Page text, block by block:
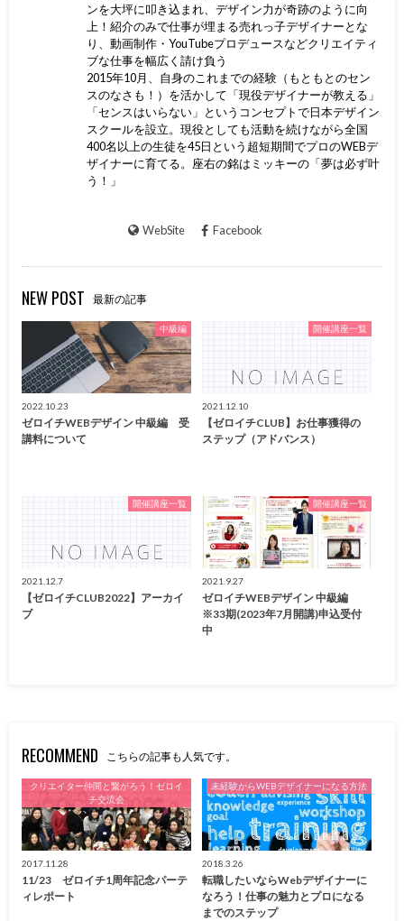
ンを大坪に叩き込まれ、デザイン力が奇跡のように向
上！紹介のみで仕事が埋まる売れっ子デザイナーとな
り、動画制作・YouTubeプロデュースなどクリエイティ
ブな仕事を幅広く請け負う
2015年10月、自身のこれまでの経験（もともとのセン
スのなさも！）を活かして「現役デザイナーが教える」
「センスはいらない」というコンセプトで日本デザイン
スクールを設立。現役としても活動を続けながら全国
400名以上の生徒を45日という超短期間でプロのWEBデ
ザイナーに育てる。座右の銘はミッキーの「夢は必ず叶
う！」
WebSite Facebook
NEW POST 最新の記事
中級編
2022.10.23
ゼロイチWEBデザイン 中級編 受
講料について
開催講座一覧
2021.12.10
【ゼロイチCLUB】お仕事獲得の
ステップ（アドバンス）
開催講座一覧
2021.12.7
【ゼロイチCLUB2022】アーカイ
ブ
開催講座一覧
2021.9.27
ゼロイチWEBデザイン 中級編
※33期(2023年7月開講)申込受付
中
RECOMMEND こちらの記事も人気です。
クリエイター仲間と繋がろう！ゼロイ
チ交流会
2017.11.28
11/23 ゼロイチ1周年記念パーテ
ィレポート
未経験からWEBデザイナーになる方法
2018.3.26
転職したいならWebデザイナーに
なろう！仕事の魅力とプロになる
までのステップ